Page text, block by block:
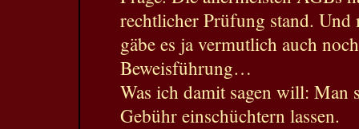
rechtlicher Prüfung stand. Und
gäbe es ja vermutlich auch
Beweisführung…
Was ich damit sagen will: Man
Gebühr einschüchtern lassen.